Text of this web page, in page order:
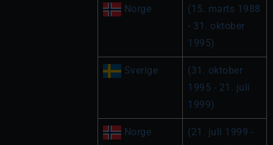
Norge
(15. marts 1988
- 31. oktober
1995)
Sverige
(31. oktober
1995 - 21. juli
1999)
Norge
(21. juli 1999 -